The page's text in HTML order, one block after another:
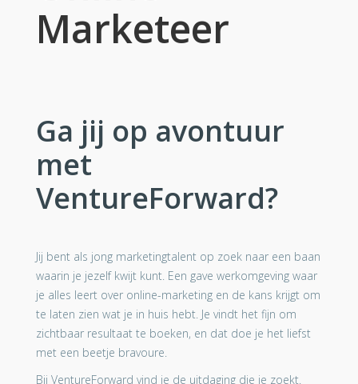
Marketeer
Ga jij op avontuur
met
VentureForward?
Jij bent als jong marketingtalent op zoek naar een baan
waarin je jezelf kwijt kunt. Een gave werkomgeving waar
je alles leert over online-marketing en de kans krijgt om
te laten zien wat je in huis hebt. Je vindt het fijn om
zichtbaar resultaat te boeken, en dat doe je het liefst
met een beetje bravoure.
Bij VentureForward vind je de uitdaging die je zoekt.